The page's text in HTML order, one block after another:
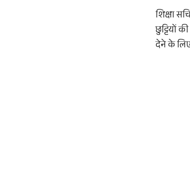
शिक्षा
छुट्टियों
देने के